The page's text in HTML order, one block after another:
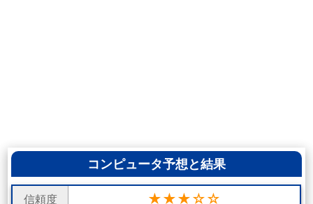
コンピュータ予想と結果
信頼度 ★★★☆☆